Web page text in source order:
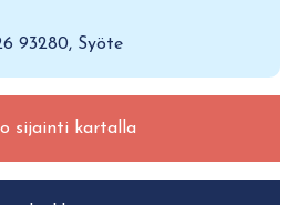
93280, Syöte
sijainti kartalla